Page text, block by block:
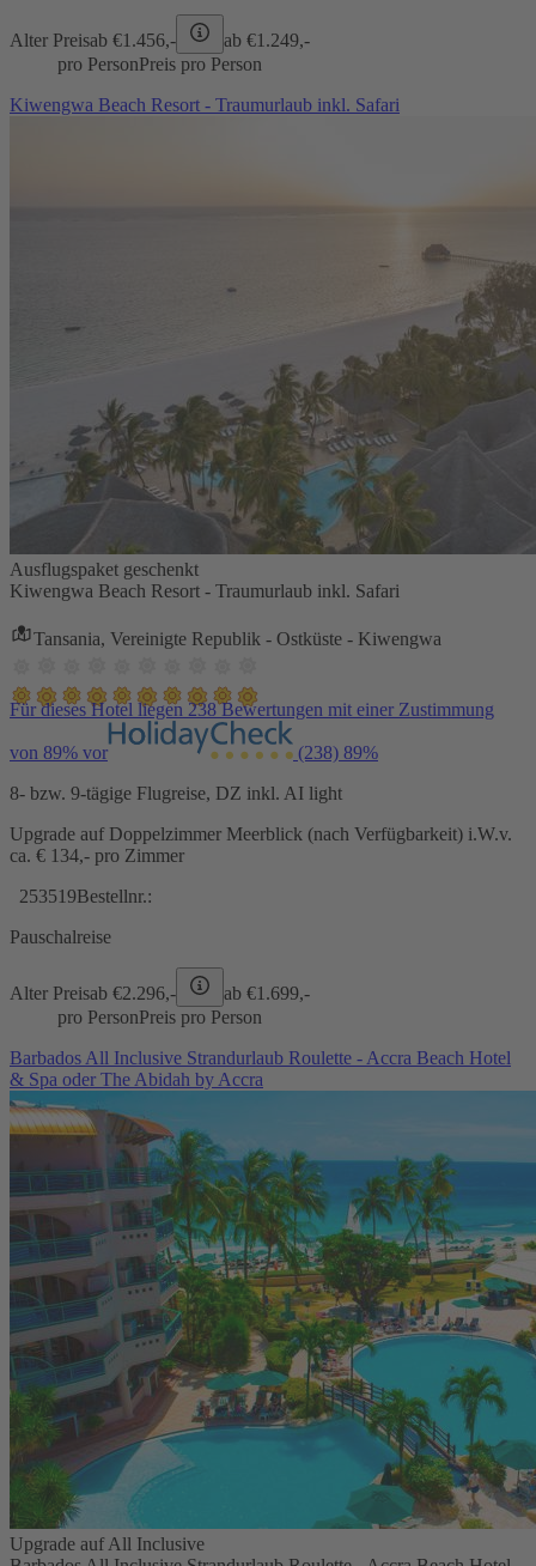
Alter Preisab €1.456,- ab €1.249,-
pro PersonPreis pro Person
Kiwengwa Beach Resort - Traumurlaub inkl. Safari
Ausflugspaket geschenkt
Kiwengwa Beach Resort - Traumurlaub inkl. Safari
Tansania, Vereinigte Republik - Ostküste - Kiwengwa
Für dieses Hotel liegen 238 Bewertungen mit einer Zustimmung
von 89% vor (238) 89%
8- bzw. 9-tägige Flugreise, DZ inkl. AI light
Upgrade auf Doppelzimmer Meerblick (nach Verfügbarkeit) i.W.v.
ca. € 134,- pro Zimmer
253519Bestellnr.:
Pauschalreise
Alter Preisab €2.296,- ab €1.699,-
pro PersonPreis pro Person
Barbados All Inclusive Strandurlaub Roulette - Accra Beach Hotel
& Spa oder The Abidah by Accra
Upgrade auf All Inclusive